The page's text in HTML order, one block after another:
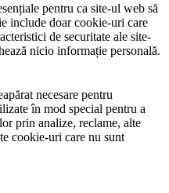
pentru ca site-ul web să
include doar cookie-uri care
de securitate ale site-
nicio informație personală.
necesare pentru
în mod special pentru a
prin analize, reclame, alte
cookie-uri care nu sunt